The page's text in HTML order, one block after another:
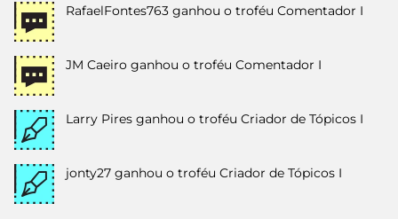
RafaelFontes763 ganhou o troféu Comentador I
JM Caeiro ganhou o troféu Comentador I
Larry Pires ganhou o troféu Criador de Tópicos I
jonty27 ganhou o troféu Criador de Tópicos I